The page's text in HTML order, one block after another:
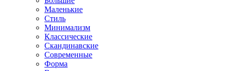
Маленькие
Стиль
Минимализм
Классические
Скандинавские
Современные
Форма